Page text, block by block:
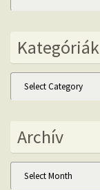
Kategóriák
Kategóriák
Archív
Archív